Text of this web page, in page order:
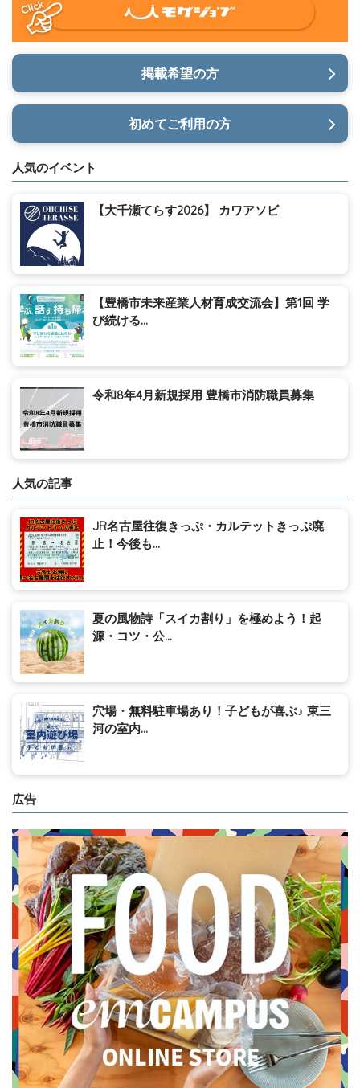
掲載希望の方
初めてご利用の方
人気のイベント
【大千瀬てらす2026】 カワアソビ
【豊橋市未来産業人材育成交流会】第1回 学
び続ける...
令和8年4月新規採用 豊橋市消防職員募集
人気の記事
JR名古屋往復きっぷ・カルテットきっぷ廃
止！今後も...
夏の風物詩「スイカ割り」を極めよう！起
源・コツ・公...
穴場・無料駐車場あり！子どもが喜ぶ♪ 東三
河の室内...
広告